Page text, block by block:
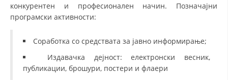
ИСТОРИЈАТ НА ЦКРСМ
ИСТОРИЈАТ НА ДВИЖЕЊЕТО
конкурентен и професионален начин. Позначајни
програмски активности:
Соработка со средствата за јавно информирање;
Издавачка дејност: електронски весник,
публикации, брошури, постери и флаери